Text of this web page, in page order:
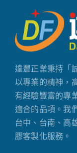
達豐正業秉持「
以專業的精神，
有經驗豐富的專
適合的品項。我
台中、台南、高
膠客製化服務。